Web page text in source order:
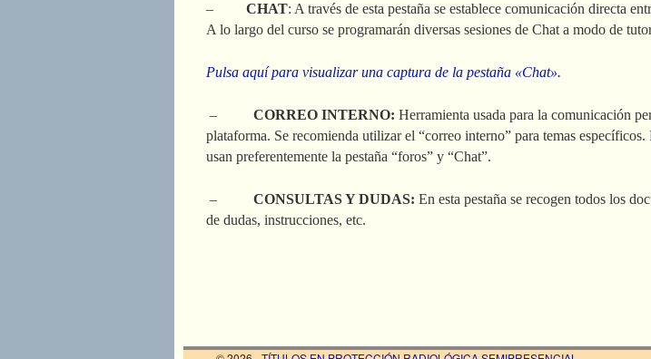
– CHAT: A través de esta pestaña se establece comunicación directa
A lo largo del curso se programarán diversas sesiones de Chat a modo de
Pulsa aquí para visualizar una captura de la pestaña «Chat».
– CORREO INTERNO: Herramienta usada para la comunicación
plataforma. Se recomienda utilizar el “correo interno” para temas específicos.
usan preferentemente la pestaña “foros” y “Chat”.
– CONSULTAS Y DUDAS: En esta pestaña se recogen todos los
de dudas, instrucciones, etc.